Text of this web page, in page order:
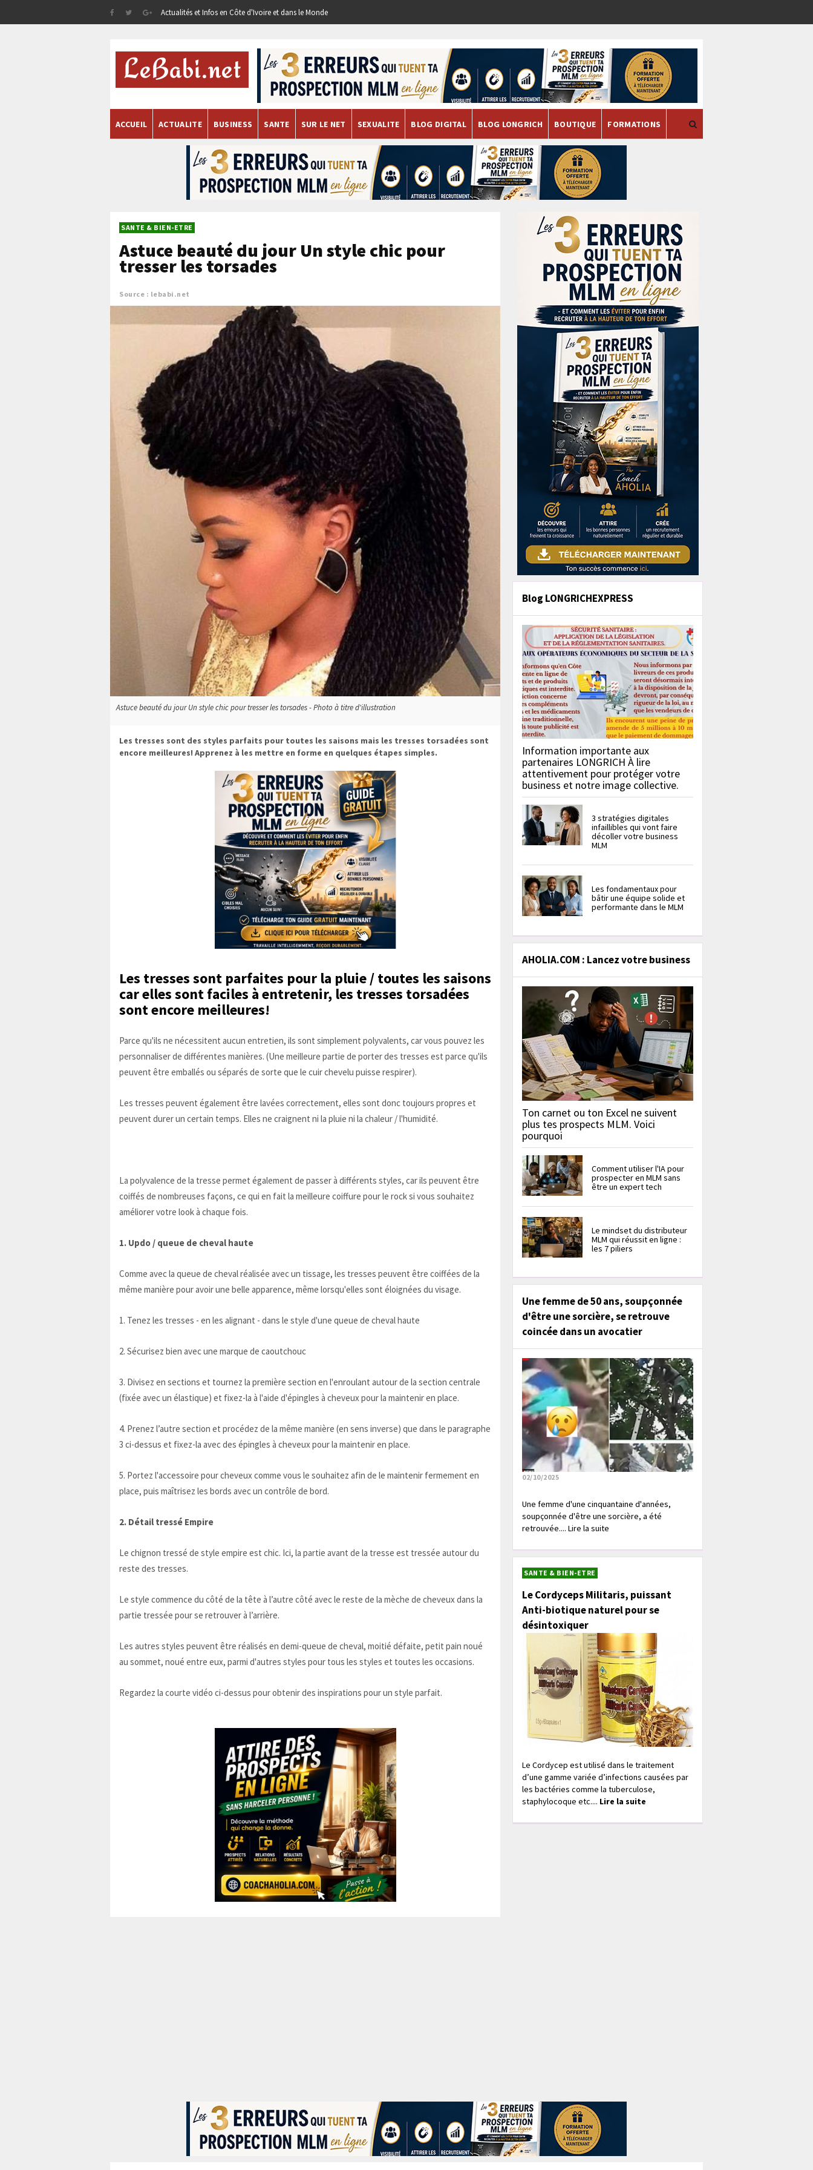
Actualités et Infos en Côte d'Ivoire et dans le Monde
ACCUEIL ACTUALITE BUSINESS SANTE SUR LE NET SEXUALITE BLOG DIGITAL BLOG LONGRICH BOUTIQUE FORMATIONS
SANTE & BIEN-ETRE
Astuce beauté du jour Un style chic pour
tresser les torsades
Source : lebabi.net
Astuce beauté du jour Un style chic pour tresser les torsades - Photo à titre d'illustration
Les tresses sont des styles parfaits pour toutes les saisons mais les tresses torsadées sont
encore meilleures! Apprenez à les mettre en forme en quelques étapes simples.
Les tressessont parfaites pour la pluie / toutes les saisons
car elles sont faciles à entretenir, les tresses torsadées
sont encore meilleures!
Parce qu'ils ne nécessitent aucun entretien, ils sont simplement polyvalents, car vous pouvez les
personnaliser de différentes manières. (Une meilleure partie de porter des tresses est parce qu'ils
peuvent être emballés ou séparés de sorte que le cuir chevelu puisse respirer).
Les tresses peuvent également être lavées correctement, elles sont donc toujours propres et
peuvent durer un certain temps. Elles ne craignent ni la pluie ni la chaleur / l'humidité.
La polyvalence de la tresse permet également de passer à différents styles, car ils peuvent être
coiffés de nombreuses façons, ce qui en fait la meilleure coiffure pour le rock si vous souhaitez
améliorer votre look à chaque fois.
1. Updo / queue de cheval haute
Comme avec la queue de cheval réalisée avec un tissage, les tresses peuvent être coiffées de la
même manière pour avoir une belle apparence, même lorsqu'elles sont éloignées du visage.
1. Tenez les tresses - en les alignant - dans le style d'une queue de cheval haute
2. Sécurisez bien avec une marque de caoutchouc
3. Divisez en sections et tournez la première section en l'enroulant autour de la section centrale
(fixée avec un élastique) et fixez-la à l'aide d'épingles à cheveux pour la maintenir en place.
4. Prenez l’autre section et procédez de la même manière (en sens inverse) que dans le paragraphe
3 ci-dessus et fixez-la avec des épingles à cheveux pour la maintenir en place.
5. Portez l'accessoire pour cheveux comme vous le souhaitez afin de le maintenir fermement en
place, puis maîtrisez les bords avec un contrôle de bord.
2. Détail tressé Empire
Le chignon tressé de style empire est chic. Ici, la partie avant de la tresse est tressée autour du
reste des tresses.
Le style commence du côté de la tête à l’autre côté avec le reste de la mèche de cheveux dans la
partie tressée pour se retrouver à l’arrière.
Les autres styles peuvent être réalisés en demi-queue de cheval, moitié défaite, petit pain noué
au sommet, noué entre eux, parmi d'autres styles pour tous les styles et toutes les occasions.
Regardez la courte vidéo ci-dessus pour obtenir des inspirations pour un style parfait.
Blog LONGRICHEXPRESS
Information importante aux
partenaires LONGRICH À lire
attentivement pour protéger votre
business et notre image collective.
3 stratégies digitales
infaillibles qui vont faire
décoller votre business
MLM
Les fondamentaux pour
bâtir une équipe solide et
performante dans le MLM
AHOLIA.COM : Lancez votre business
Ton carnet ou ton Excel ne suivent
plus tes prospects MLM. Voici
pourquoi
Comment utiliser l'IA pour
prospecter en MLM sans
être un expert tech
Le mindset du distributeur
MLM qui réussit en ligne :
les 7 piliers
Une femme de 50 ans, soupçonnée
d'être une sorcière, se retrouve
coincée dans un avocatier
02/10/2025
Une femme d'une cinquantaine d'années,
soupçonnée d'être une sorcière, a été
retrouvée.... Lire la suite
SANTE & BIEN-ETRE
Le Cordyceps Militaris, puissant
Anti-biotique naturel pour se
désintoxiquer
Le Cordycep est utilisé dans le traitement
d’une gamme variée d’infections causées par
les bactéries comme la tuberculose,
staphylocoque etc.... Lire la suite